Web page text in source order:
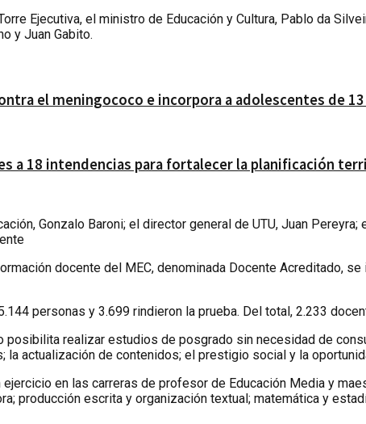
Ejecutiva, el ministro de Educación y Cultura, Pablo da
y Juan Gabito.
el meningococo e incorpora a adolescentes de 13
a 18 intendencias para fortalecer la planificación
Gonzalo Baroni; el director general de UTU, Juan
docente del MEC, denominada Docente Acreditado,
personas y 3.699 rindieron la prueba. Del total, 2.233
posibilita realizar estudios de posgrado sin necesidad de
actualización de contenidos; el prestigio social y la
en las carreras de profesor de Educación Media y
producción escrita y organización textual; matemática y